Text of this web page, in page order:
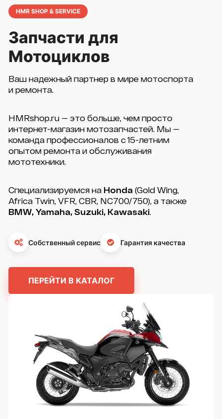
HMR SHOP & SERVICE
Запчасти для
Мотоциклов
Ваш надежный партнер в мире мотоспорта
и ремонта.
HMRshop.ru — это больше, чем просто
интернет-магазин мотозапчастей. Мы —
команда профессионалов с 15-летним
опытом ремонта и обслуживания
мототехники.
Специализируемся на Honda (Gold Wing,
Africa Twin, VFR, CBR, NC700/750), а также
BMW, Yamaha, Suzuki, Kawasaki.
Собственный сервис Гарантия качества
ПЕРЕЙТИ В КАТАЛОГ